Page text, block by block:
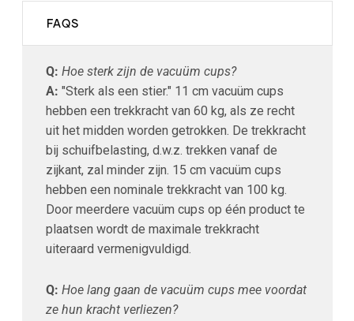
FAQS
Q: Hoe sterk zijn de vacuüm cups?
A: "Sterk als een stier." 11 cm vacuüm cups
hebben een trekkracht van 60 kg, als ze recht
uit het midden worden getrokken. De trekkracht
bij schuifbelasting, d.w.z. trekken vanaf de
zijkant, zal minder zijn. 15 cm vacuüm cups
hebben een nominale trekkracht van 100 kg.
Door meerdere vacuüm cups op één product te
plaatsen wordt de maximale trekkracht
uiteraard vermenigvuldigd.
Q: Hoe lang gaan de vacuüm cups mee voordat
ze hun kracht verliezen?